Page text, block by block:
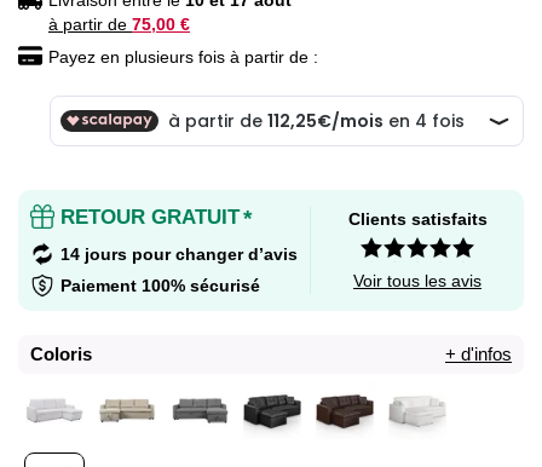
à partir de 75,00 €
Payez en plusieurs fois à partir de :
RETOUR GRATUIT*
14 jours pour changer d’avis
Paiement 100% sécurisé
Clients satisfaits
Voir tous les avis
Coloris + d'infos